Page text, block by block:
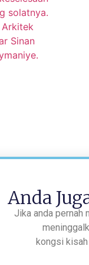
Anda
Jika anda pernah
kongsi